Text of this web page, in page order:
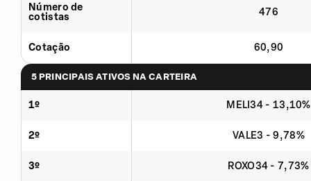
Número de
cotistas
476
Cotação 60,90
5 PRINCIPAIS ATIVOS NA CARTEIRA
1º MELI34 - 13,10%
2º VALE3 - 9,78%
3º ROXO34 - 7,73%